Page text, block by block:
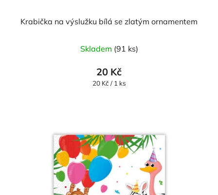
Krabička na výslužku bílá se zlatým ornamentem
Skladem (91 ks)
20 Kč
Měrná
20 Kč / 1 ks